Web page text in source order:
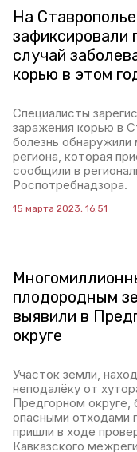
На Ставрополье
зафиксировали
случай
корью в этом
Специалисты
заражения корью в
болезнь
региона, которая
сообщили в
Роспотребнадзора.
15 марта 2023, 16:51
плодородным
выявили в
округе
Участок земли,
неподалёку от
Предгорном округе,
опасными отходами
пришли в ходе
Кавказского